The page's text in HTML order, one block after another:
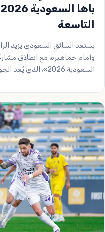
التاسعة
يستعد السائق السعودي يزيد
وأمام جماهيره، مع انطلاق
السعودية 2026»، الذي يُعد الجولة…